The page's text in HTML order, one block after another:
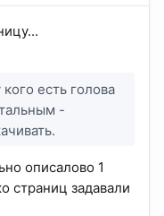
есть голова
-
описалово 1
страниц задавали